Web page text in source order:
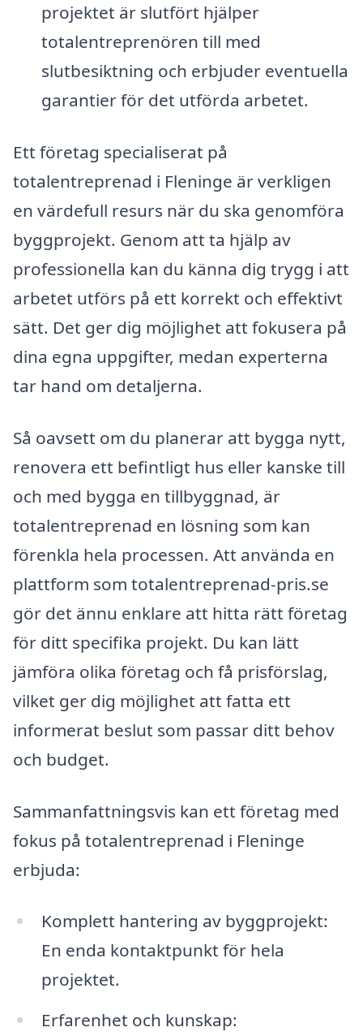
projektet är slutfört hjälper
totalentreprenören till med
slutbesiktning och erbjuder eventuella
garantier för det utförda arbetet.
Ett företag specialiserat på
totalentreprenad i Fleninge är verkligen
en värdefull resurs när du ska genomföra
byggprojekt. Genom att ta hjälp av
professionella kan du känna dig trygg i att
arbetet utförs på ett korrekt och effektivt
sätt. Det ger dig möjlighet att fokusera på
dina egna uppgifter, medan experterna
tar hand om detaljerna.
Så oavsett om du planerar att bygga nytt,
renovera ett befintligt hus eller kanske till
och med bygga en tillbyggnad, är
totalentreprenad en lösning som kan
förenkla hela processen. Att använda en
plattform som totalentreprenad-pris.se
gör det ännu enklare att hitta rätt företag
för ditt specifika projekt. Du kan lätt
jämföra olika företag och få prisförslag,
vilket ger dig möjlighet att fatta ett
informerat beslut som passar ditt behov
och budget.
Sammanfattningsvis kan ett företag med
fokus på totalentreprenad i Fleninge
erbjuda:
Komplett hantering av byggprojekt:
En enda kontaktpunkt för hela
projektet.
Erfarenhet och kunskap: